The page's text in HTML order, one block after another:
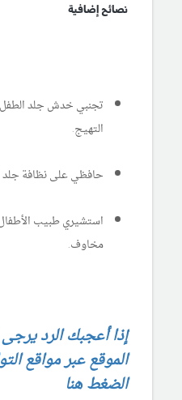
نصائح إضافية
تجنبي خدش جلد
التهيج.
حافظي على نظافة جلد
استشيري طبيب
مخاوف.
إذا أعجبك الرد
الموقع عبر مواقع
الضغط هنا